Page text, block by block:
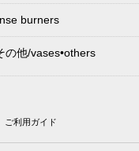
burners
の他/vases•others
ご利用ガイド